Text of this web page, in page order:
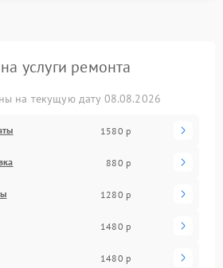
услуги ремонта
на текущую дату 08.08.2026
1580 р
880 р
1280 р
1480 р
1480 р